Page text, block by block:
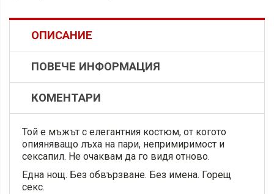
ОПИСАНИЕ
ПОВЕЧЕ ИНФОРМАЦИЯ
КОМЕНТАРИ
Той е мъжът с елегантния костюм, от когото
опияняващо лъха на пари, непримиримост и
сексапил. Не очаквам да го видя отново.
Една нощ. Без обвързване. Без имена. Горещ
секс.